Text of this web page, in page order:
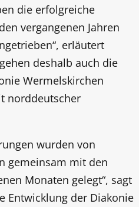
die erfolgreiche
vergangenen Jahren
erläutert
deshalb auch die
Wermelskirchen
norddeutscher
wurden von
gemeinsam mit den
Monaten gelegt“, sagt
Entwicklung der Diakonie